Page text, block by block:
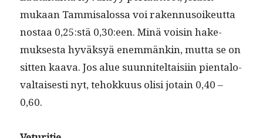
mukaan Tam­misa­los­sa voi raken­nu­soikeut­ta
nos­taa 0,25:stä 0,30:een. Minä voisin hake­
muk­ses­ta hyväksyä enem­mänkin, mut­ta se on
sit­ten kaa­va. Jos alue suun­niteltaisi­in pien­talo­
val­tais­es­ti nyt, tehokku­us olisi jotain 0,40 –
0,60.